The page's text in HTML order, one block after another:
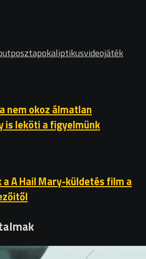
posztapokaliptikusvideojáték
nem okoz álmatlan
is leköti a figyelmünk
A ​Hail Mary-küldetés film a